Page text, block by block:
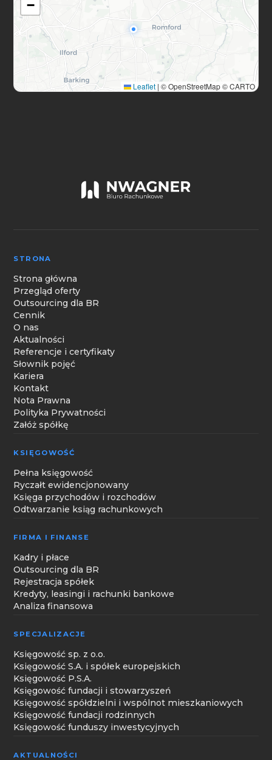
−
Leaflet | © OpenStreetMap © CARTO
STRONA
Strona główna
Przegląd oferty
Outsourcing dla BR
Cennik
O nas
Aktualności
Referencje i certyfikaty
Słownik pojęć
Kariera
Kontakt
Nota Prawna
Polityka Prywatności
Załóż spółkę
KSIĘGOWOŚĆ
Pełna księgowość
Ryczałt ewidencjonowany
Księga przychodów i rozchodów
Odtwarzanie ksiąg rachunkowych
FIRMA I FINANSE
Kadry i płace
Outsourcing dla BR
Rejestracja spółek
Kredyty, leasingi i rachunki bankowe
Analiza finansowa
SPECJALIZACJE
Księgowość sp. z o.o.
Księgowość S.A. i spółek europejskich
Księgowość P.S.A.
Księgowość fundacji i stowarzyszeń
Księgowość spółdzielni i wspólnot mieszkaniowych
Księgowość fundacji rodzinnych
Księgowość funduszy inwestycyjnych
AKTUALNOŚCI